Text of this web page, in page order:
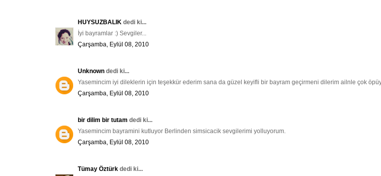
HUYSUZBALIK dedi ki...
İyi bayramlar :) Sevgiler...
Çarşamba, Eylül 08, 2010
Unknown dedi ki...
Yasemincim iyi dileklerin için teşekkür ederim sana da güzel keyifli bir bayram geçirmeni dilerim ailnle çok
Çarşamba, Eylül 08, 2010
bir dilim bir tutam dedi ki...
Yasemincim bayramini kutluyor Berlinden simsicacik sevgilerimi yolluyorum.
Çarşamba, Eylül 08, 2010
Tümay Öztürk dedi ki...